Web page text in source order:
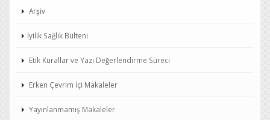
Arşiv
İyilik Sağlık Bülteni
Etik Kurallar ve Yazı Değerlendirme Süreci
Erken Çevrim İçi Makaleler
Yayınlanmamış Makaleler